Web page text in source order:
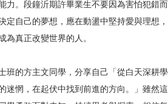
力。段鐘沂期許畢業生不要因為害怕犯錯而
定自己的夢想，應在動盪中堅持愛與理想，
為真正改變世界的人。
班的方主文同學，分享自己「從白天深耕學
迷惘，在起伏中找到前進的方向。」雖然這